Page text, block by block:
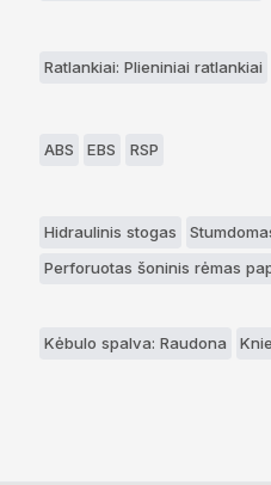
Ratlankiai: Plieniniai ratlankiai
ABS EBS RSP
Hidraulinis stogas
Perforuotas šoninis rėmas
Kėbulo spalva: Raudona